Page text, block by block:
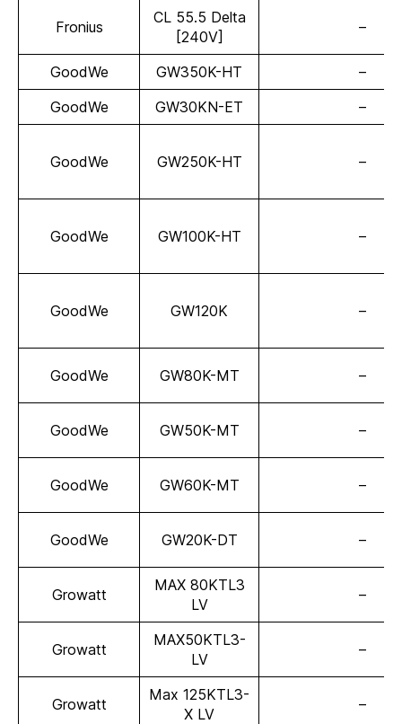
Fronius
CL 55.5 Delta
[240V]
–
GoodWe GW350K-HT
–
GoodWe
GW30KN-ET –
GoodWe GW250K-HT –
GoodWe GW100K-HT –
GoodWe GW120K –
GoodWe GW80K-MT –
GoodWe GW50K-MT –
GoodWe GW60K-MT –
GoodWe GW20K-DT –
Growatt
MAX 80KTL3
LV
–
Growatt
MAX50KTL3-
LV
–
Growatt
Max 125KTL3-
X LV
–